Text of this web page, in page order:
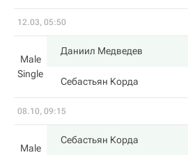
12.03, 05:50
Male
Single
Даниил Медведев
Себастьян Корда
08.10, 09:15
Male
Себастьян Корда